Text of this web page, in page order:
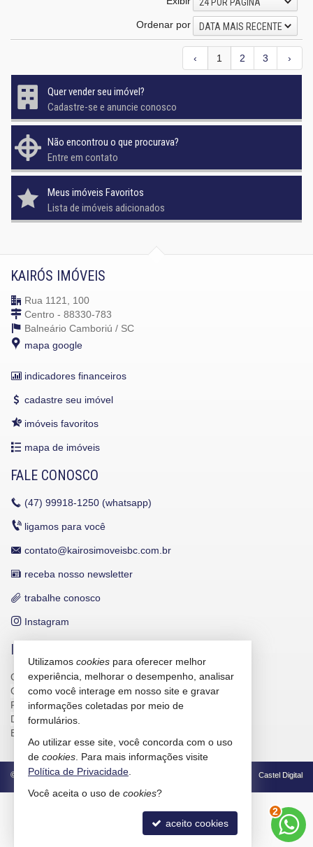
24 POR PÁGINA
Ordenar por
DATA MAIS RECENTE
‹ 1 2 3 ›
Quer vender seu imóvel?
Cadastre-se e anuncie conosco
Não encontrou o que procurava?
Entre em contato
Meus imóveis Favoritos
Lista de imóveis adicionados
KAIRÓS IMÓVEIS
Rua 1121, 100
Centro - 88330-783
Balneário Camboriú / SC
mapa google
indicadores financeiros
cadastre seu imóvel
imóveis favoritos
mapa de imóveis
FALE CONOSCO
(47) 99918-1250 (whatsapp)
ligamos para você
contato@kairosimoveisbc.com.br
receba nosso newsletter
trabalhe conosco
Instagram
INDICADORES FINANCEIROS
CUB /SC
R$ 3.151,24
CUB /SC variação
0,95%
Poupança
0,6738%
Dólar Comercial
Euro
© 2026 CRECI/SC 4586-J Política de Privacidade Castel Digital
3
Utilizamos cookies para oferecer melhor
experiência, melhorar o desempenho, analisar
como você interage em nosso site e gravar
informações coletadas por meio de
formulários.
Ao utilizar esse site, você concorda com o uso
de cookies . Para mais informações visite
Política de Privacidade
Você aceita o uso de cookies?
aceito cookies